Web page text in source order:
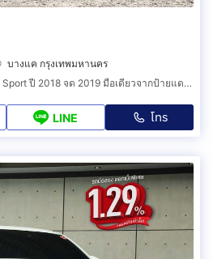
บางแค กรุงเทพมหานคร
BMW 530e Plug-in Hybrid M Sport ปี 2018 จด 2019 มือเดียวจากป้ายแดง สภาพใหม่ทั้งภายในและภายนอก เดิมจัด แม้แต่น็อตสักตัวก็ยังไม่เคยไข
LINE โทร